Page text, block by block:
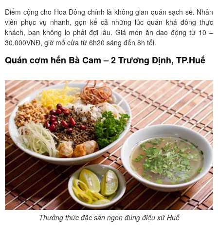
Điểm cộng cho Hoa Đông chính là không gian quán sạch sẽ. Nhân
viên phục vụ nhanh, gọn kể cả những lúc quán khá đông thực
khách, bạn không lo phải đợi lâu. Giá món ăn dao động từ 10 –
30.000VNĐ, giờ mở cửa từ 6h20 sáng đến 8h tối.
Quán cơm hến Bà Cam – 2 Trương Định, TP.Huế
Thưởng thức đặc sản ngon đúng điệu xứ Huế